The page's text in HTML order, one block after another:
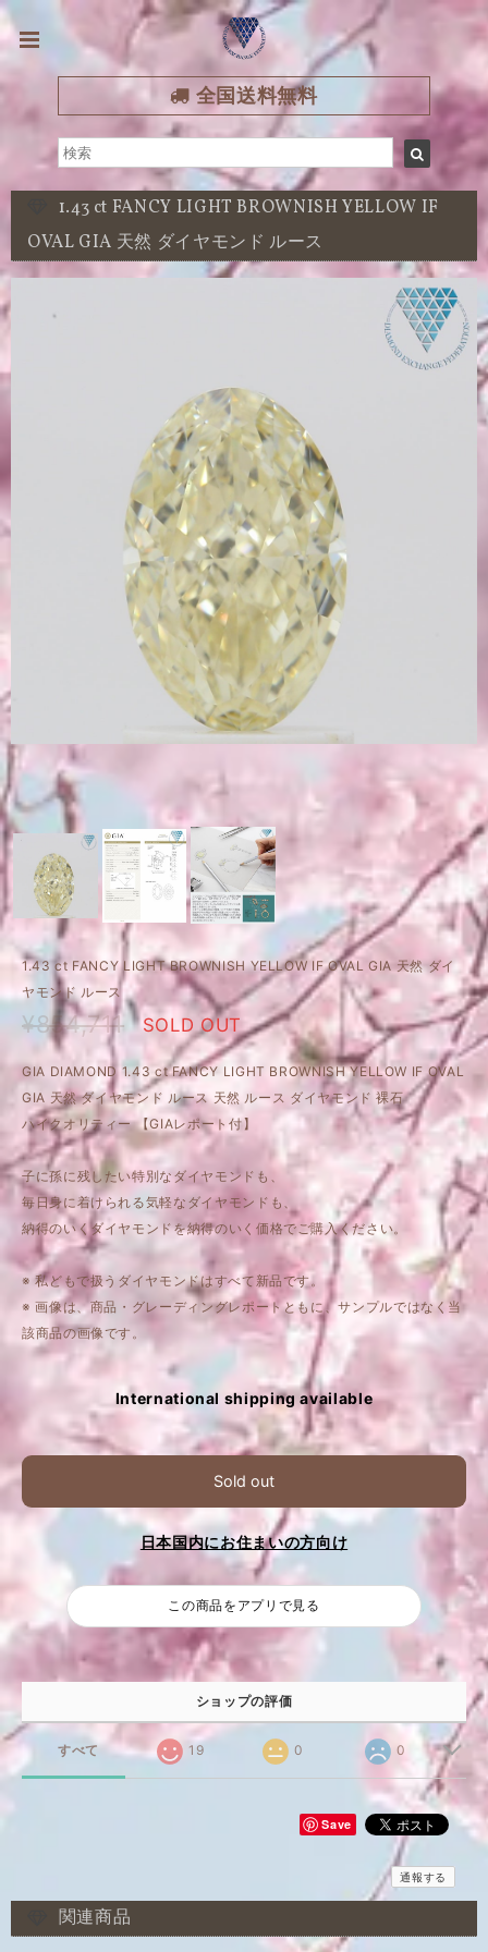
全国送料無料
1.43 ct FANCY LIGHT BROWNISH YELLOW IF
OVAL GIA 天然 ダイヤモンド ルース
1.43 ct FANCY LIGHT BROWNISH YELLOW IF OVAL GIA 天然 ダイ
ヤモンド ルース
¥854,711 SOLD OUT
GIA DIAMOND 1.43 ct FANCY LIGHT BROWNISH YELLOW IF OVAL
GIA 天然 ダイヤモンド ルース 天然 ルース ダイヤモンド 裸石
ハイクオリティー 【GIAレポート付】
子に孫に残したい特別なダイヤモンドも、
毎日身に着けられる気軽なダイヤモンドも、
納得のいくダイヤモンドを納得のいく価格でご購入ください。
※ 私どもで扱うダイヤモンドはすべて新品です。
※ 画像は、商品・グレーディングレポートともに、サンプルではなく当
該商品の画像です。
International shipping available
Sold out
日本国内にお住まいの方向け
この商品をアプリで見る
ショップの評価
すべて 19 0 0
Save
通報する
関連商品